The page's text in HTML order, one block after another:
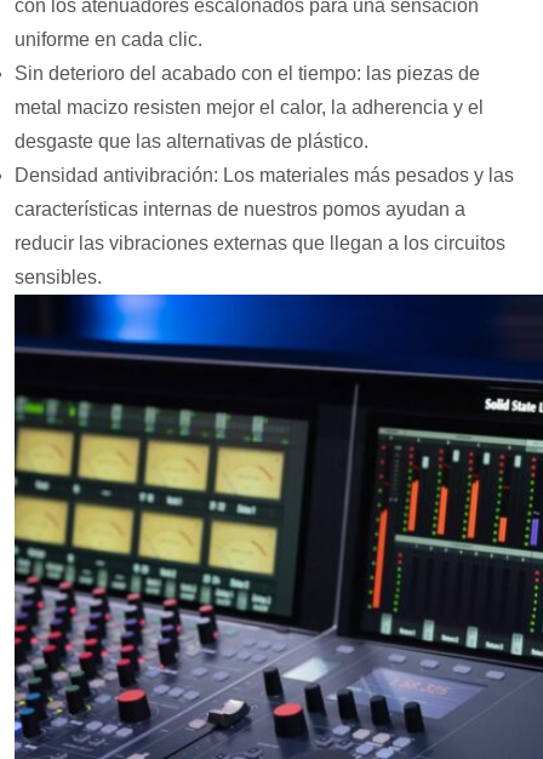
con los atenuadores escalonados para una sensación
uniforme en cada clic.
Sin deterioro del acabado con el tiempo: las piezas de
metal macizo resisten mejor el calor, la adherencia y el
desgaste que las alternativas de plástico.
Densidad antivibración: Los materiales más pesados ​​y las
características internas de nuestros pomos ayudan a
reducir las vibraciones externas que llegan a los circuitos
sensibles.